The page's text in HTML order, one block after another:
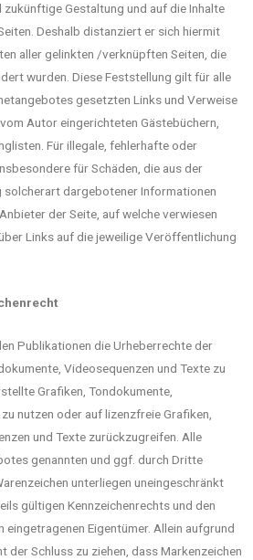
zukünftige Gestaltung und auf die Inhalte
Deshalb distanziert er sich hiermit
aller gelinkten /verknüpften Seiten, die
wurden. Diese Feststellung gilt für alle
gesetzten Links und Verweise
Autor eingerichteten Gästebüchern,
Für illegale, fehlerhafte oder
für Schäden, die aus der
dargebotener Informationen
der Seite, auf welche verwiesen
Links auf die jeweilige Veröffentlichung
Publikationen die Urheberrechte der
Videosequenzen und Texte zu
Grafiken, Tondokumente,
nutzen oder auf lizenzfreie Grafiken,
und Texte zurückzugreifen. Alle
genannten und ggf. durch Dritte
unterliegen uneingeschränkt
gültigen Kennzeichenrechts und den
Eigentümer. Allein aufgrund
der Schluss zu ziehen, dass Markenzeichen